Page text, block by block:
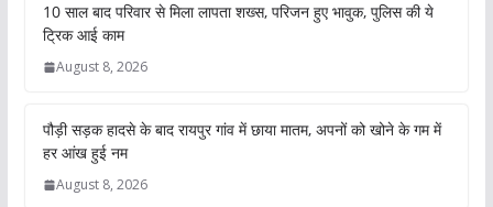
10 साल बाद परिवार से मिला लापता शख्स, परिजन हुए भावुक, पुलिस की ये
ट्रिक आई काम
August 8, 2026
पौड़ी सड़क हादसे के बाद रायपुर गांव में छाया मातम, अपनों को खोने के गम में
हर आंख हुई नम
August 8, 2026